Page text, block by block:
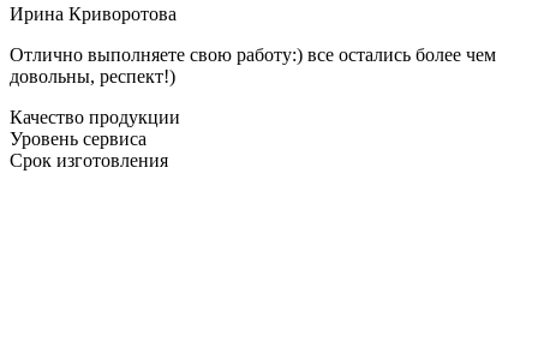
Ирина Криворотова
Отлично выполняете свою работу:) все остались более чем
довольны, респект!)
Качество продукции
Уровень сервиса
Срок изготовления